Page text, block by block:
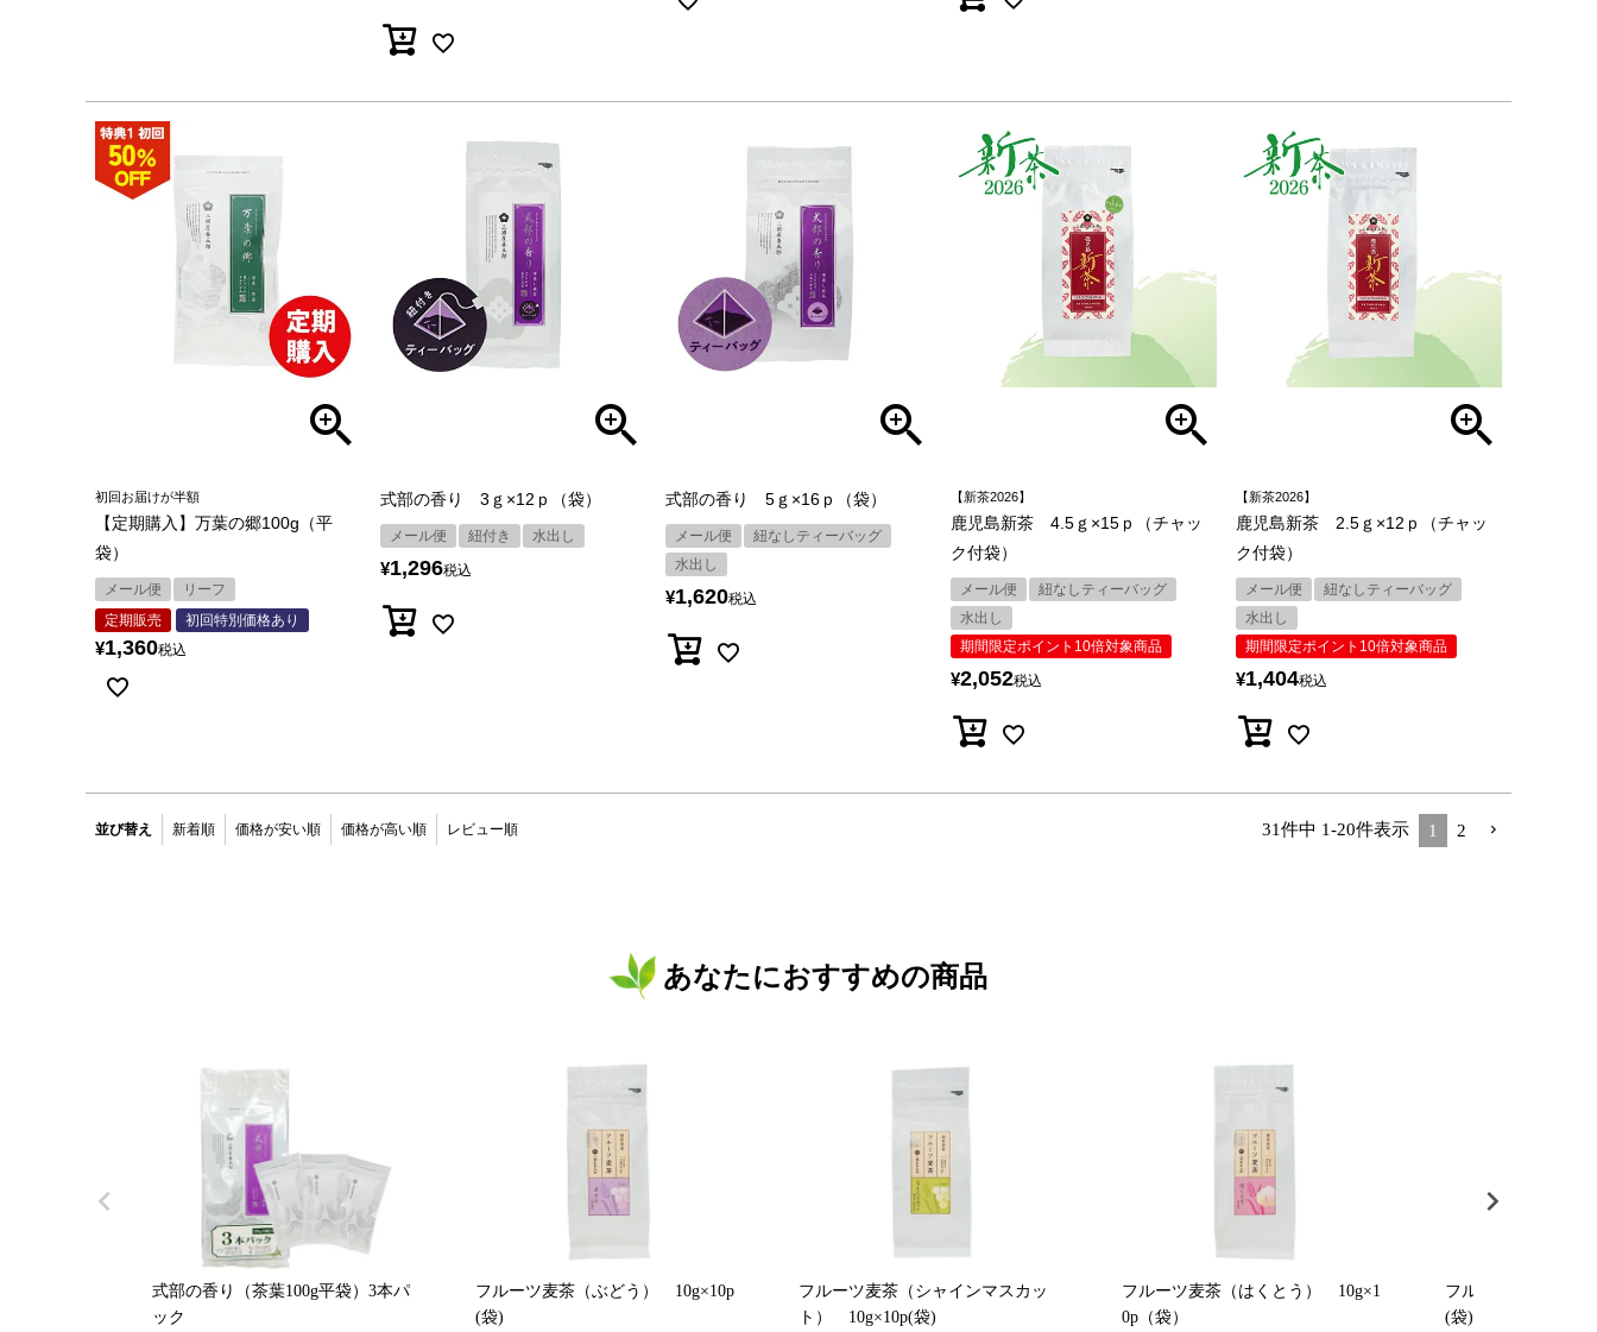
初回お届けが半額
【定期購入】万葉の郷100g（平
袋）
メール便
リーフ
定期販売
初回特別価格あり
¥1,360税込
式部の香り 3ｇ×12ｐ（袋）
メール便 紐付き 水出し
¥1,296税込
式部の香り 5ｇ×16ｐ（袋）
メール便
紐なしティーバッグ
水出し
¥1,620税込
【新茶2026】
鹿児島新茶 4.5ｇ×15ｐ（チャッ
ク付袋）
メール便
紐なしティーバッグ
水出し
期間限定ポイント10倍対象商品
¥2,052税込
【新茶2026】
鹿児島新茶 2.5ｇ×12ｐ（チャッ
ク付袋）
メール便
紐なしティーバッグ
水出し
期間限定ポイント10倍対象商品
¥1,404税込
並び替え 新着順 価格が安い順 価格が高い順 レビュー順 31件中 1-20件表示 1 2
あなたにおすすめの商品
式部の香り（茶葉100g平袋）3本パ
ック
フルーツ麦茶（ぶどう） 10g×10p
(袋)
フルーツ麦茶（シャインマスカッ
ト） 10g×10p(袋)
フルーツ麦茶（はくとう） 10g×1
0p（袋）
フルーツ麦茶（れ
(袋)